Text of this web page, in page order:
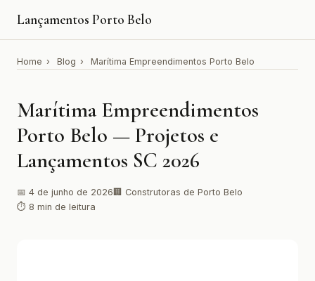
Lançamentos Porto Belo
Home › Blog › Marítima Empreendimentos Porto Belo
Marítima Empreendimentos
Porto Belo — Projetos e
Lançamentos SC 2026
📅 4 de junho de 2026 🏢 Construtoras de Porto Belo
⏱ 8 min de leitura